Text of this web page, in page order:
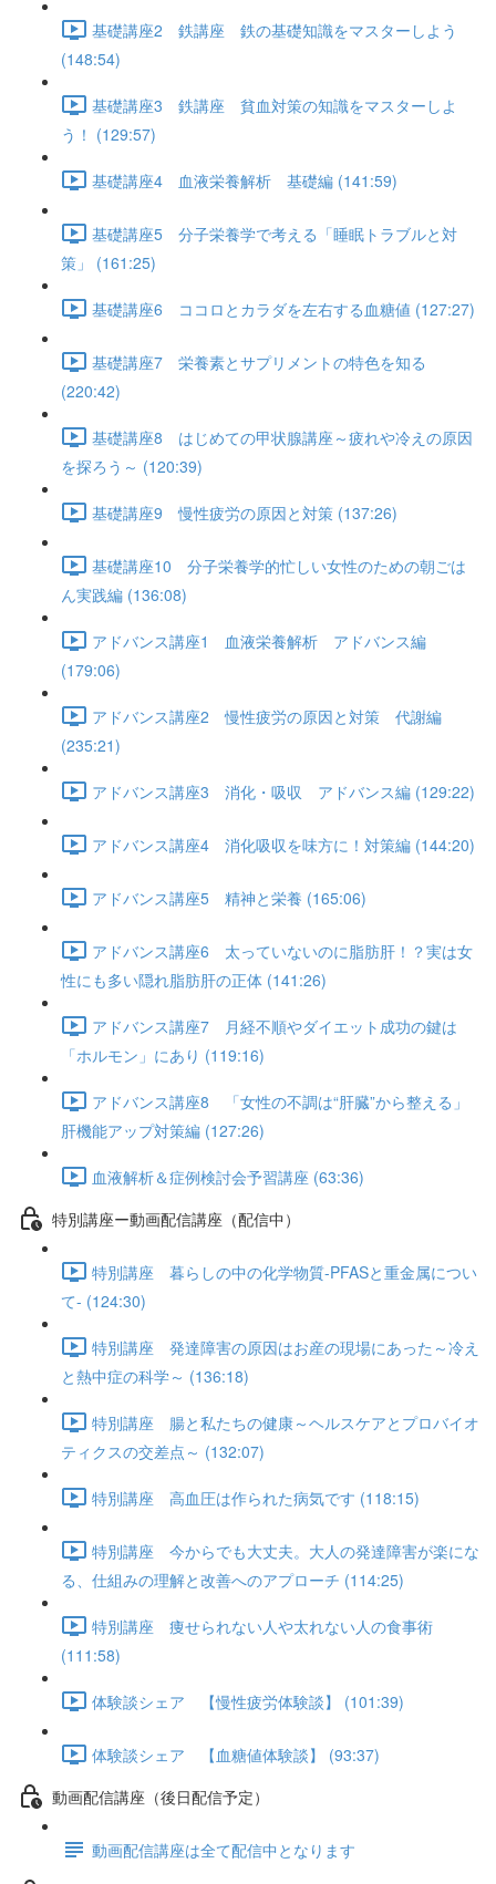
基礎講座2 鉄講座 鉄の基礎知識をマスターしよう
(148:54)
基礎講座3 鉄講座 貧血対策の知識をマスターしよ
う！ (129:57)
基礎講座4 血液栄養解析 基礎編 (141:59)
基礎講座5 分子栄養学で考える「睡眠トラブルと対
策」 (161:25)
基礎講座6 ココロとカラダを左右する血糖値 (127:27)
基礎講座7 栄養素とサプリメントの特色を知る
(220:42)
基礎講座8 はじめての甲状腺講座～疲れや冷えの原因
を探ろう～ (120:39)
基礎講座9 慢性疲労の原因と対策 (137:26)
基礎講座10 分子栄養学的忙しい女性のための朝ごは
ん実践編 (136:08)
アドバンス講座1 血液栄養解析 アドバンス編
(179:06)
アドバンス講座2 慢性疲労の原因と対策 代謝編
(235:21)
アドバンス講座3 消化・吸収 アドバンス編 (129:22)
アドバンス講座4 消化吸収を味方に！対策編 (144:20)
アドバンス講座5 精神と栄養 (165:06)
アドバンス講座6 太っていないのに脂肪肝！？実は女
性にも多い隠れ脂肪肝の正体 (141:26)
アドバンス講座7 月経不順やダイエット成功の鍵は
「ホルモン」にあり (119:16)
アドバンス講座8 「女性の不調は“肝臓”から整える」
肝機能アップ対策編 (127:26)
血液解析＆症例検討会予習講座 (63:36)
特別講座ー動画配信講座（配信中）
特別講座 暮らしの中の化学物質-PFASと重金属につい
て- (124:30)
特別講座 発達障害の原因はお産の現場にあった～冷え
と熱中症の科学～ (136:18)
特別講座 腸と私たちの健康～ヘルスケアとプロバイオ
ティクスの交差点～ (132:07)
特別講座 高血圧は作られた病気です (118:15)
特別講座 今からでも大丈夫。大人の発達障害が楽にな
る、仕組みの理解と改善へのアプローチ (114:25)
特別講座 痩せられない人や太れない人の食事術
(111:58)
体験談シェア 【慢性疲労体験談】 (101:39)
体験談シェア 【血糖値体験談】 (93:37)
動画配信講座（後日配信予定）
動画配信講座は全て配信中となります